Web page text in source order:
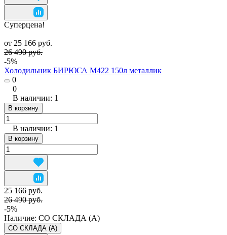
Суперцена!
от 25 166 руб.
26 490 руб.
-5%
Холодильник БИРЮСА М422 150л металлик
0
0
В наличии: 1
В корзину
В наличии: 1
В корзину
25 166 руб.
26 490 руб.
-5%
Наличие: СО СКЛАДА (A)
СО СКЛАДА (A)